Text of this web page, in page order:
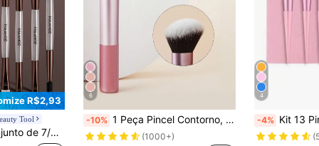
R$2,93
Tool
Facial Diária, Pode Ser Usado para Produtos Líquidos, Cremosos e em Pó. Pode Ser Usado para Movimentos Circulares, Esfumar e Limpeza Facial. Acessórios de Maquiagem de Beleza, Presente para Mulheres e Meninas.
6
-10% 1 Peça Pincel Contorno, Pincel de Blush de Contorno Premium para Maquiagem Facial, Perfeito para Bochecha, Testa, Queixo, Nariz, Mistura, Aprofundamento, Contorno, Polimento, Adequado para Pó, Líquido, Creme, Conjunto de Pincéis, Kit de Pincéis de Maquiagem, Conjunto de Pincéis de Maquiagem, Kit de Maquiagem Completo, Conjunto de Pincéis de Maquiagem, Kit de Maquiagem Completo, Kit de Pincéis, Conjunto de Pincéis de Maquiagem, Conjunto de Maquiagem de Presente, Brindes, Pincéis de Maquiagem Profissionais, Conjunto de Maquiagem Completo
(1000+)
4
-4% Kit 13 Pincéis De Maquiagem